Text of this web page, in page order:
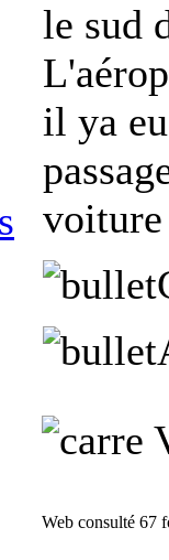
le sud
il ya
voiture
Web consulté 67